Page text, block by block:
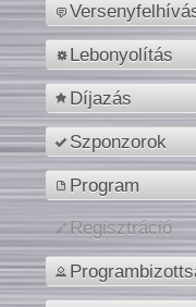
Lebonyolítás
Díjazás
Szponzorok
Program
Regisztráció